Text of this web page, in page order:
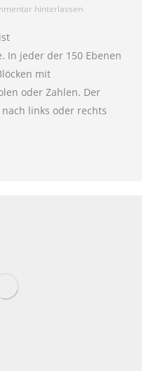
hinterlassen
In jeder der 150 Ebenen
mit
oder Zahlen. Der
links oder rechts